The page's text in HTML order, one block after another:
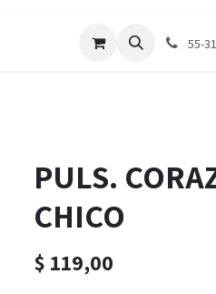
55-
PULS.
CHICO
$ 119,00